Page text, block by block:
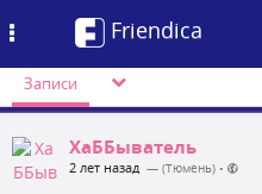
Friendica
Записи
ХаББыватель
2 лет назад — (Тюмень) •